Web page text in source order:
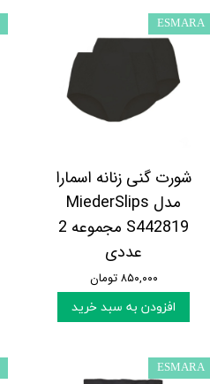
شورت گنی زنانه اسمارا
مدل MiederSlips
S442819 مجموعه 2
عددی
۸۵۰,۰۰۰ تومان
افزودن به سبد خرید
ESMARA
ESMARA